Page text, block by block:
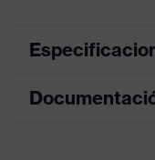
color de